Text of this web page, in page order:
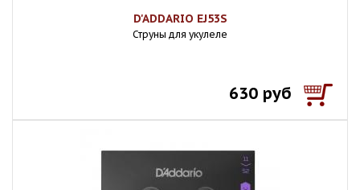
D'ADDARIO EJ53S
Струны для укулеле
630 руб